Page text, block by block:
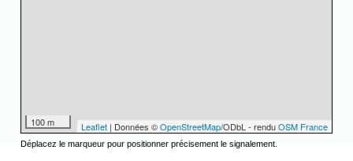
100 m Leaflet | Données ©OpenStreetMap/ODbL - renduOSM France
Déplacez le marqueur pour positionner précisement le signalement.